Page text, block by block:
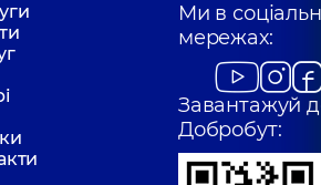
Ми в
мережах:
Завантажуй
Добробут: